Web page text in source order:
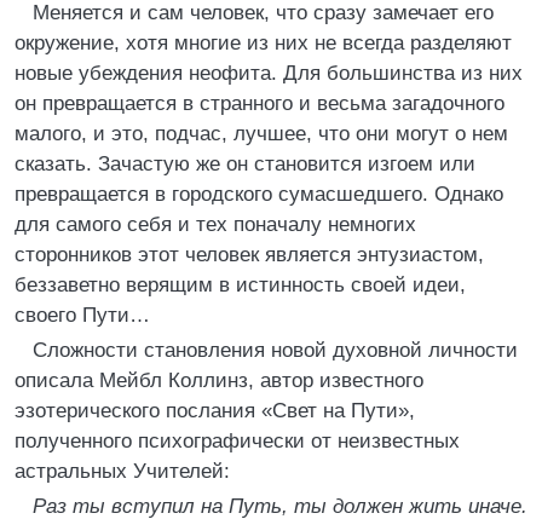
Меняется и сам человек, что сразу замечает его
окружение, хотя многие из них не всегда разделяют
новые убеждения неофита. Для большинства из них
он превращается в странного и весьма загадочного
малого, и это, подчас, лучшее, что они могут о нем
сказать. Зачастую же он становится изгоем или
превращается в городского сумасшедшего. Однако
для самого себя и тех поначалу немногих
сторонников этот человек является энтузиастом,
беззаветно верящим в истинность своей идеи,
своего Пути…
Сложности становления новой духовной личности
описала Мейбл Коллинз, автор известного
эзотерического послания «Свет на Пути»,
полученного психографически от неизвестных
астральных Учителей:
Раз ты вступил на Путь, ты должен жить иначе.